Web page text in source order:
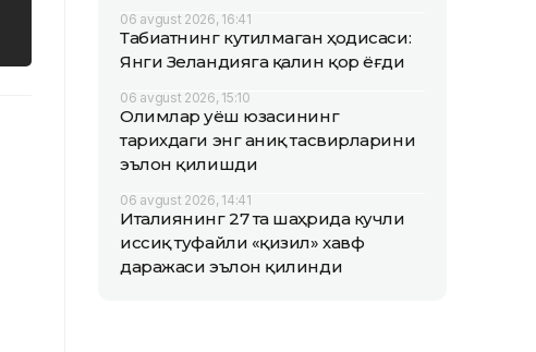
06 avgust 2026, 16:41
Табиатнинг кутилмаган ҳодисаси:
Янги Зеландияга қалин қор ёғди
06 avgust 2026, 15:10
Олимлар Қуёш юзасининг
тарихдаги энг аниқ тасвирларини
эълон қилишди
06 avgust 2026, 14:41
Италиянинг 27 та шаҳрида кучли
иссиқ туфайли «қизил» хавф
даражаси эълон қилинди